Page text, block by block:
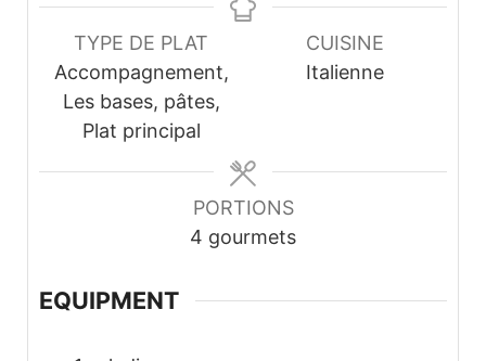
TYPE DE PLAT
Accompagnement,
Les bases, pâtes,
Plat principal
CUISINE
Italienne
PORTIONS
4 gourmets
EQUIPMENT